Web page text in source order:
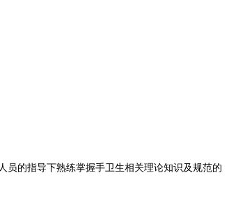
的指导下熟练掌握手卫生相关理论知识及规范的